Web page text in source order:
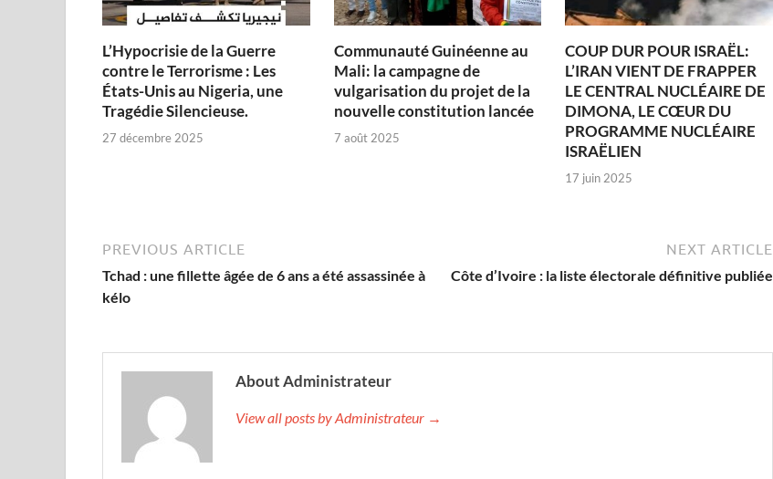
L’Hypocrisie de la Guerre
contre le Terrorisme : Les
États-Unis au Nigeria, une
Tragédie Silencieuse.
27 décembre 2025
Communauté Guinéenne au
Mali: la campagne de
vulgarisation du projet de la
nouvelle constitution lancée
7 août 2025
COUP DUR POUR ISRAËL:
L’IRAN VIENT DE FRAPPER
LE CENTRAL NUCLÉAIRE DE
DIMONA, LE CŒUR DU
PROGRAMME NUCLÉAIRE
ISRAËLIEN
17 juin 2025
PREVIOUS ARTICLE
Tchad : une fillette âgée de 6 ans a été assassinée à
kélo
NEXT ARTICLE
Côte d’Ivoire : la liste électorale définitive publiée
About Administrateur
View all posts by Administrateur →